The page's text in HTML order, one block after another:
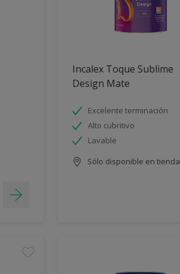
Incalex Toque Sublime
Design Mate
Excelente terminación
Alto cubritivo
Lavable
Sólo disponible en tienda